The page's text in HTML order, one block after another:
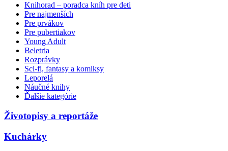
Knihorad – poradca kníh pre deti
Pre najmenších
Pre prvákov
Pre pubertiakov
Young Adult
Beletria
Rozprávky
Sci-fi, fantasy a komiksy
Leporelá
Náučné knihy
Ďalšie kategórie
Životopisy a reportáže
Kuchárky